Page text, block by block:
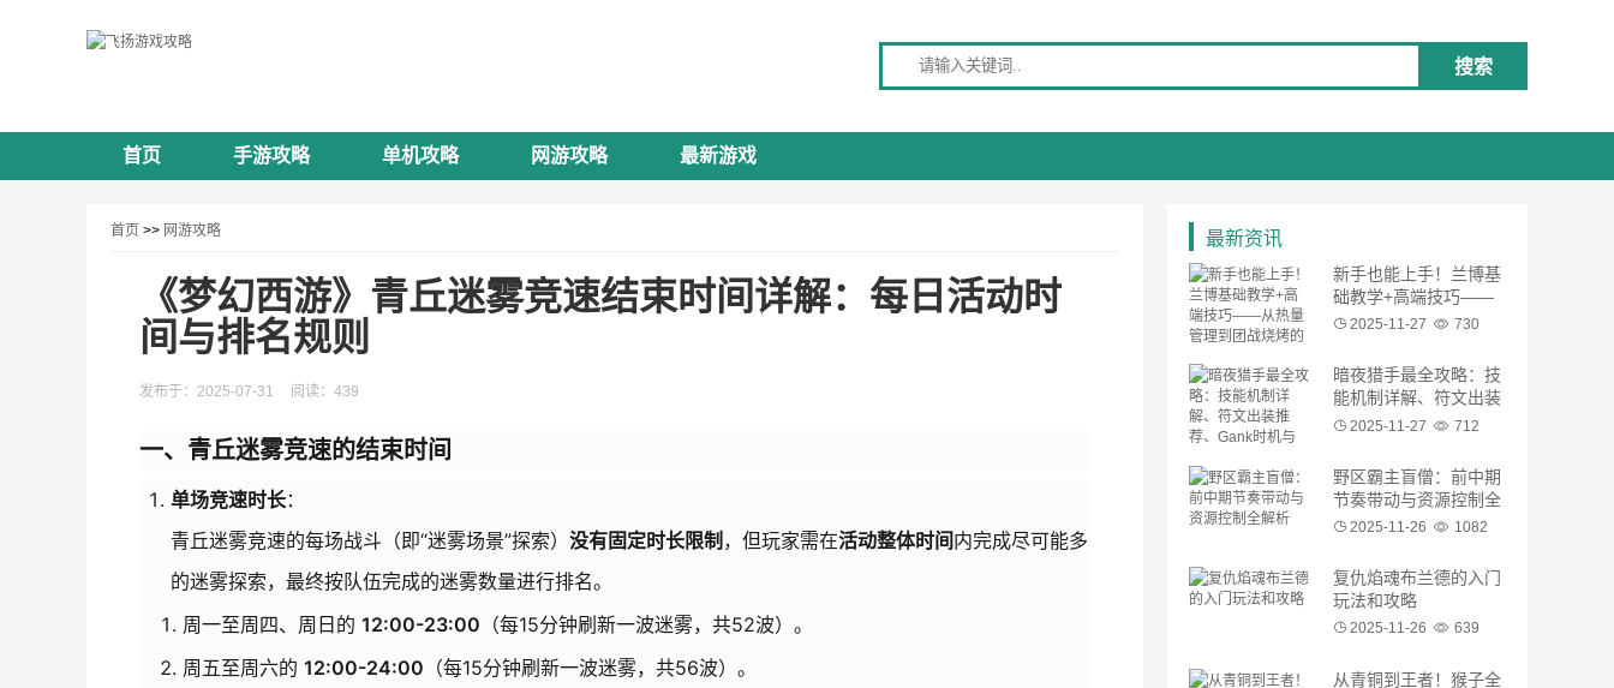
请输入关键词 搜索
首页 手游攻略 单机攻略 网游攻略 最新游戏
首页 >> 网游攻略
《梦幻西游》青丘迷雾竞速结束时间详解：每日活动时
间与排名规则
发布于：2025-07-31 阅读：439
一、青丘迷雾竞速的结束时间
单场竞速时长：
青丘迷雾竞速的每场战斗（即“迷雾场景”探索） 没有固定时长限制 ，但玩家需在活动整体时间内完成尽可能多
的迷雾探索，最终按队伍完成的迷雾数量进行排名。
周一至周四、周日的 12:00-23:00 （每15分钟刷新一波迷雾，共52波）。
周五至周六的 12:00-24:00 （每15分钟刷新一波迷雾，共56波）。
最新资讯
新手也能上手！兰博基
础教学+高端技巧——
从热量管理到团战烧烤
2025-11-27 730
暗夜猎手最全攻略：技
能机制详解、符文出装
推荐、Gank时机与团
2025-11-27 712
野区霸主盲僧：前中期
节奏带动与资源控制全
解析2025-11-26 1082
复仇焰魂布兰德的入门
玩法和攻略
2025-11-26 639
从青铜到王者！猴子全